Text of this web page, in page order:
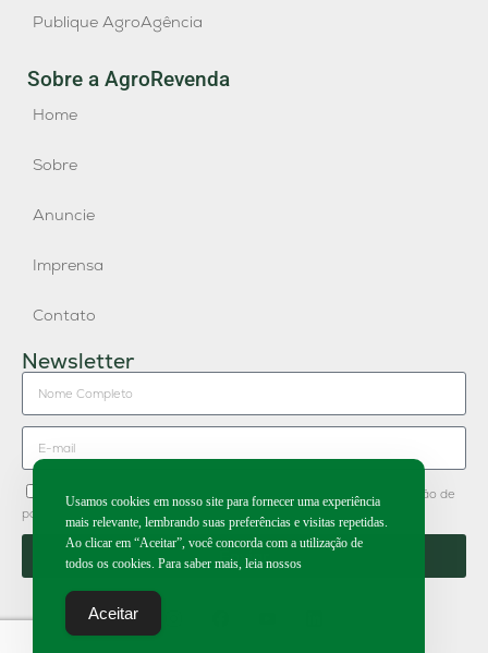
Publique AgroAgência
Sobre a AgroRevenda
Home
Sobre
Anuncie
Imprensa
Contato
Newsletter
Concordo em receber newsletter do Grupo Publique e divulgação de
parceiros.
Enviar
Usamos cookies em nosso site para fornecer uma experiência
mais relevante, lembrando suas preferências e visitas repetidas.
Ao clicar em “Aceitar”, você concorda com a utilização de
todos os cookies. Para saber mais, leia nossos
Aceitar